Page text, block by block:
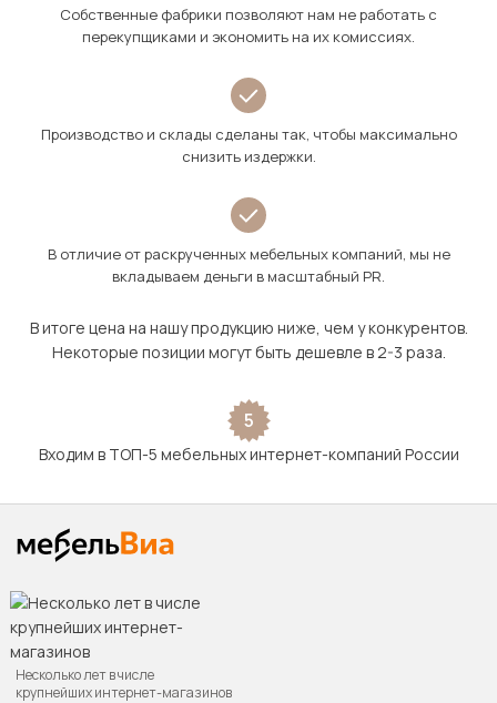
Собственные фабрики позволяют нам не работать с
перекупщиками и экономить на их комиссиях.
Производство и склады сделаны так, чтобы максимально
снизить издержки.
В отличие от раскрученных мебельных компаний, мы не
вкладываем деньги в масштабный PR.
В итоге цена на нашу продукцию ниже, чем у конкурентов.
Некоторые позиции могут быть дешевле в 2-3 раза.
5
Входим в ТОП-5 мебельных интернет-компаний России
Несколько лет в числе
крупнейших интернет-магазинов